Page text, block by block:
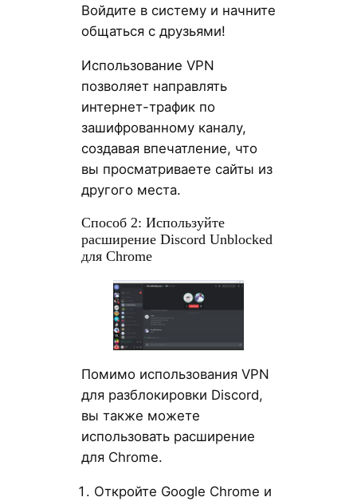
Войдите в систему и начните
общаться с друзьями!
Использование VPN
позволяет направлять
интернет-трафик по
зашифрованному каналу,
создавая впечатление, что
вы просматриваете сайты из
другого места.
Способ 2: Используйте
расширение Discord Unblocked
для Chrome
Помимо использования VPN
для разблокировки Discord,
вы также можете
использовать расширение
для Chrome.
Откройте Google Chrome и